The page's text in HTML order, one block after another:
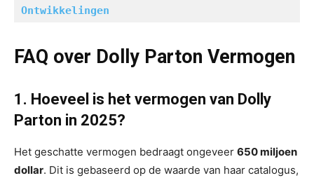
Ontwikkelingen
FAQ over Dolly Parton Vermogen
1. Hoeveel is het vermogen van Dolly
Parton in 2025?
Het geschatte vermogen bedraagt ongeveer 650 miljoen
dollar. Dit is gebaseerd op de waarde van haar catalogus,